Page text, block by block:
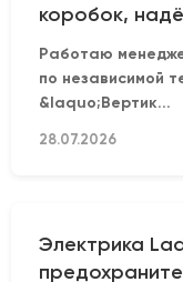
коробок,
Работаю
по независимой
&laquo;Вертик...
28.07.2026
Электрика